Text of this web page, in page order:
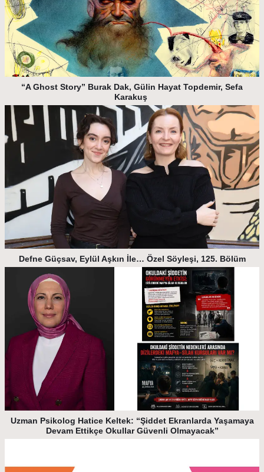
“A Ghost Story” Burak Dak, Gülin Hayat Topdemir, Sefa
Karakuş
Defne Güçsav, Eylül Aşkın İle… Özel Söyleşi, 125. Bölüm
Uzman Psikolog Hatice Keltek: “Şiddet Ekranlarda Yaşamaya
Devam Ettikçe Okullar Güvenli Olmayacak”